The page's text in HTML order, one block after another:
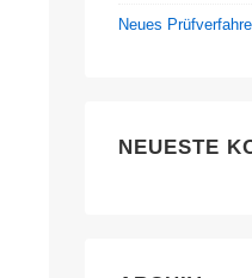
Neues
NEUESTE